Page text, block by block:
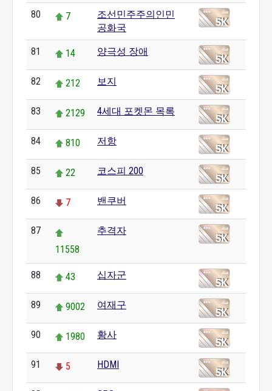
80 7
조선민주주의인민
공화국
81 14 양극성 장애
82 212 보지
83 2129 4세대 포켓몬 목록
84 810 저항
85 22 코스피 200
86 7 밴쿠버
87
11558
추격자
88 43 십자군
89 9002 여재구
90 1980 황사
91 5 HDMI